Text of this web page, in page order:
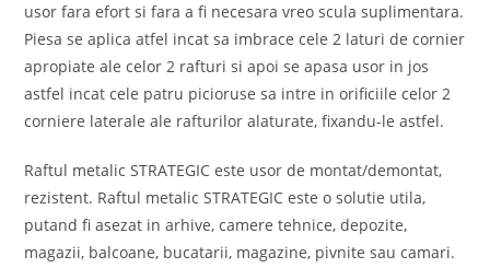
usor fara efort si fara a fi necesara vreo scula suplimentara.
Piesa se aplica atfel incat sa imbrace cele 2 laturi de cornier
apropiate ale celor 2 rafturi si apoi se apasa usor in jos
astfel incat cele patru picioruse sa intre in orificiile celor 2
corniere laterale ale rafturilor alaturate, fixandu-le astfel.
Raftul metalic STRATEGIC este usor de montat/demontat,
rezistent. Raftul metalic STRATEGIC este o solutie utila,
putand fi asezat in arhive, camere tehnice, depozite,
magazii, balcoane, bucatarii, magazine, pivnite sau camari.